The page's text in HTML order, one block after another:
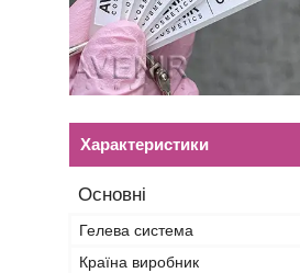
Характеристики
Основні
Гелева система
Країна виробник